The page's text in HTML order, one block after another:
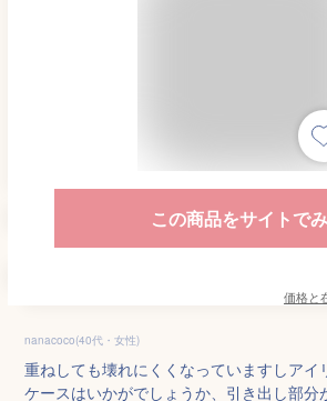
この商品をサイトで
価格と
nanacoco(40代・女性)
重ねしても壊れにくくなっていますしアイ
ケースはいかがでしょうか、引き出し部分